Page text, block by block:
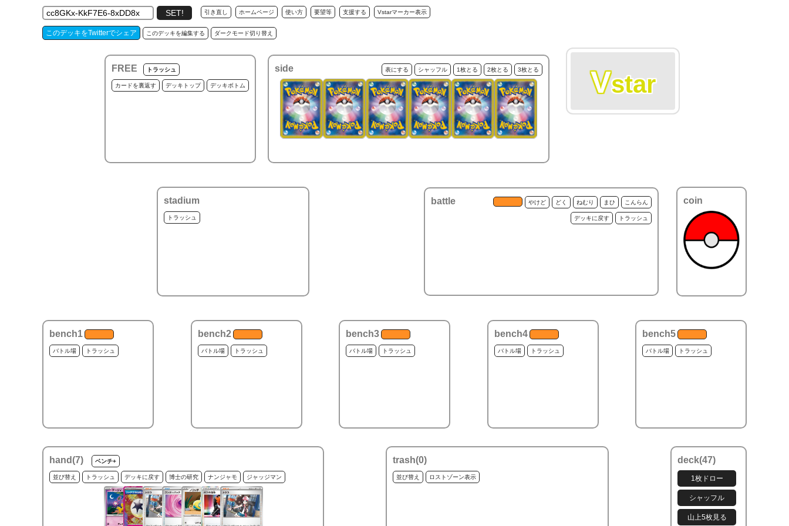
引き直し ホームページ 使い方 要望等 支援する Vstarマーカー表示
このデッキをTwitterでシェア このデッキを編集する ダークモード切り替え
FREE トラッシュ
カードを裏返す デッキトップ デッキボトム
side 表にする シャッフル 1枚とる 2枚とる 3枚とる Vstar
stadium
トラッシュ
battle やけど どく ねむり まひ こんらん
デッキに戻す トラッシュ
coin
bench1
バトル場 トラッシュ
bench2
バトル場 トラッシュ
bench3
バトル場 トラッシュ
bench4
バトル場 トラッシュ
bench5
バトル場 トラッシュ
hand(7) ベンチ+
並び替え トラッシュ デッキに戻す 博士の研究 ナンジャモ ジャッジマン
trash(0)
並び替え ロストゾーン表示
deck(47)